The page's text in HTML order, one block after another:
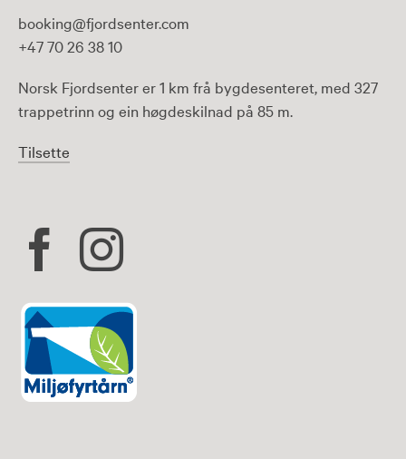
booking@fjordsenter.com
+47 70 26 38 10
Norsk Fjordsenter er 1 km frå bygdesenteret, med 327
trappetrinn og ein høgdeskilnad på 85 m.
Tilsette